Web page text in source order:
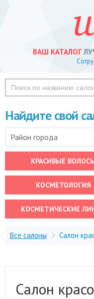
ВАШ КАТАЛОГ
Найдите свой
Район города
КРАСИВЫЕ
КОСМЕТОЛОГИЯ
КОСМЕТИЧЕСКИЕ
Все салоны Салон
Салон